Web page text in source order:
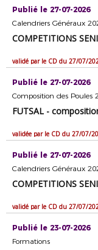
Publié le 27-07-2026
Calendriers Généraux
COMPETITIONS
validé par le CD du 27/07/
Publié le 27-07-2026
Composition des Poules
FUTSAL -
validée par le CD du 27/07/
Publié le 27-07-2026
Calendriers Généraux
COMPETITIONS
validé par le CD du 27/07/
Publié le 23-07-2026
Formations